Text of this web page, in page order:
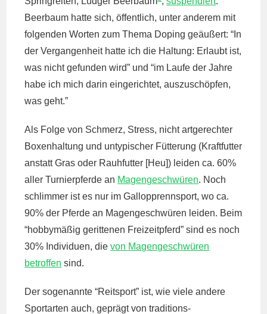
Beerbaum hatte sich, öffentlich, unter anderem mit
folgenden Worten zum Thema Doping geäußert: “In
der Vergangenheit hatte ich die Haltung: Erlaubt ist,
was nicht gefunden wird” und “im Laufe der Jahre
habe ich mich darin eingerichtet, auszuschöpfen,
was geht.”
Als Folge von Schmerz, Stress, nicht artgerechter
Boxenhaltung und untypischer Fütterung (Kraftfutter
anstatt Gras oder Rauhfutter [Heu]) leiden ca. 60%
aller Turnierpferde an Magengeschwüren. Noch
schlimmer ist es nur im Gallopprennsport, wo ca.
90% der Pferde an Magengeschwüren leiden. Beim
“hobbymäßig gerittenen Freizeitpferd” sind es noch
30% Individuen, dievon Magengeschwüren
betroffen sind.
Der sogenannte “Reitsport” ist, wie viele andere
Sportarten auch, geprägt von traditions-